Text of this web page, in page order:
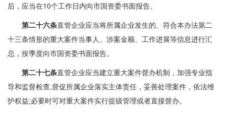
后，应当在10个工作日内向市国资委书面报告。
第二十六条直管企业应当将所属企业发生的、符合本办法第二
十三条情形的重大案件当事人、涉案金额、工作进展等信息进行汇
总，按季度向市国资委书面报告。
第二十七条直管企业应当建立重大案件督办机制，加强专业指
导和监督检查,督促所属企业落实主体责任，妥善处理案件，依法维
护权益;必要时可对重大案件实行提级管理或者直接督办。